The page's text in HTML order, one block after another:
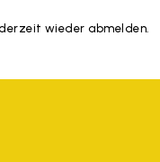
wieder abmelden.